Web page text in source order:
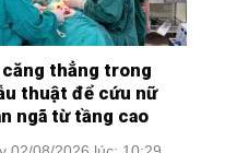
thẳng trong
thuật để cứu nữ
ngã từ tầng cao